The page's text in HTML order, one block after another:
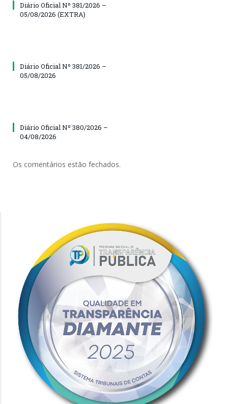
Diário Oficial Nº 381/2026 –
05/08/2026 (EXTRA)
Diário Oficial Nº 381/2026 –
05/08/2026
Diário Oficial Nº 380/2026 –
04/08/2026
Os comentários estão fechados.